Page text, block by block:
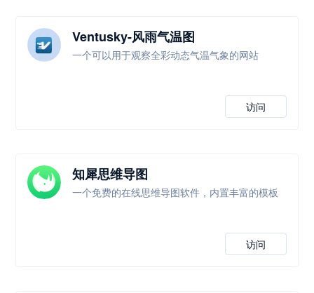
Ventusky-风雨气温图
一个可以用于观察全彩动态气温气象的网站
访问
知犀思维导图
一个免费的在线思维导图软件，内置丰富的模板
访问